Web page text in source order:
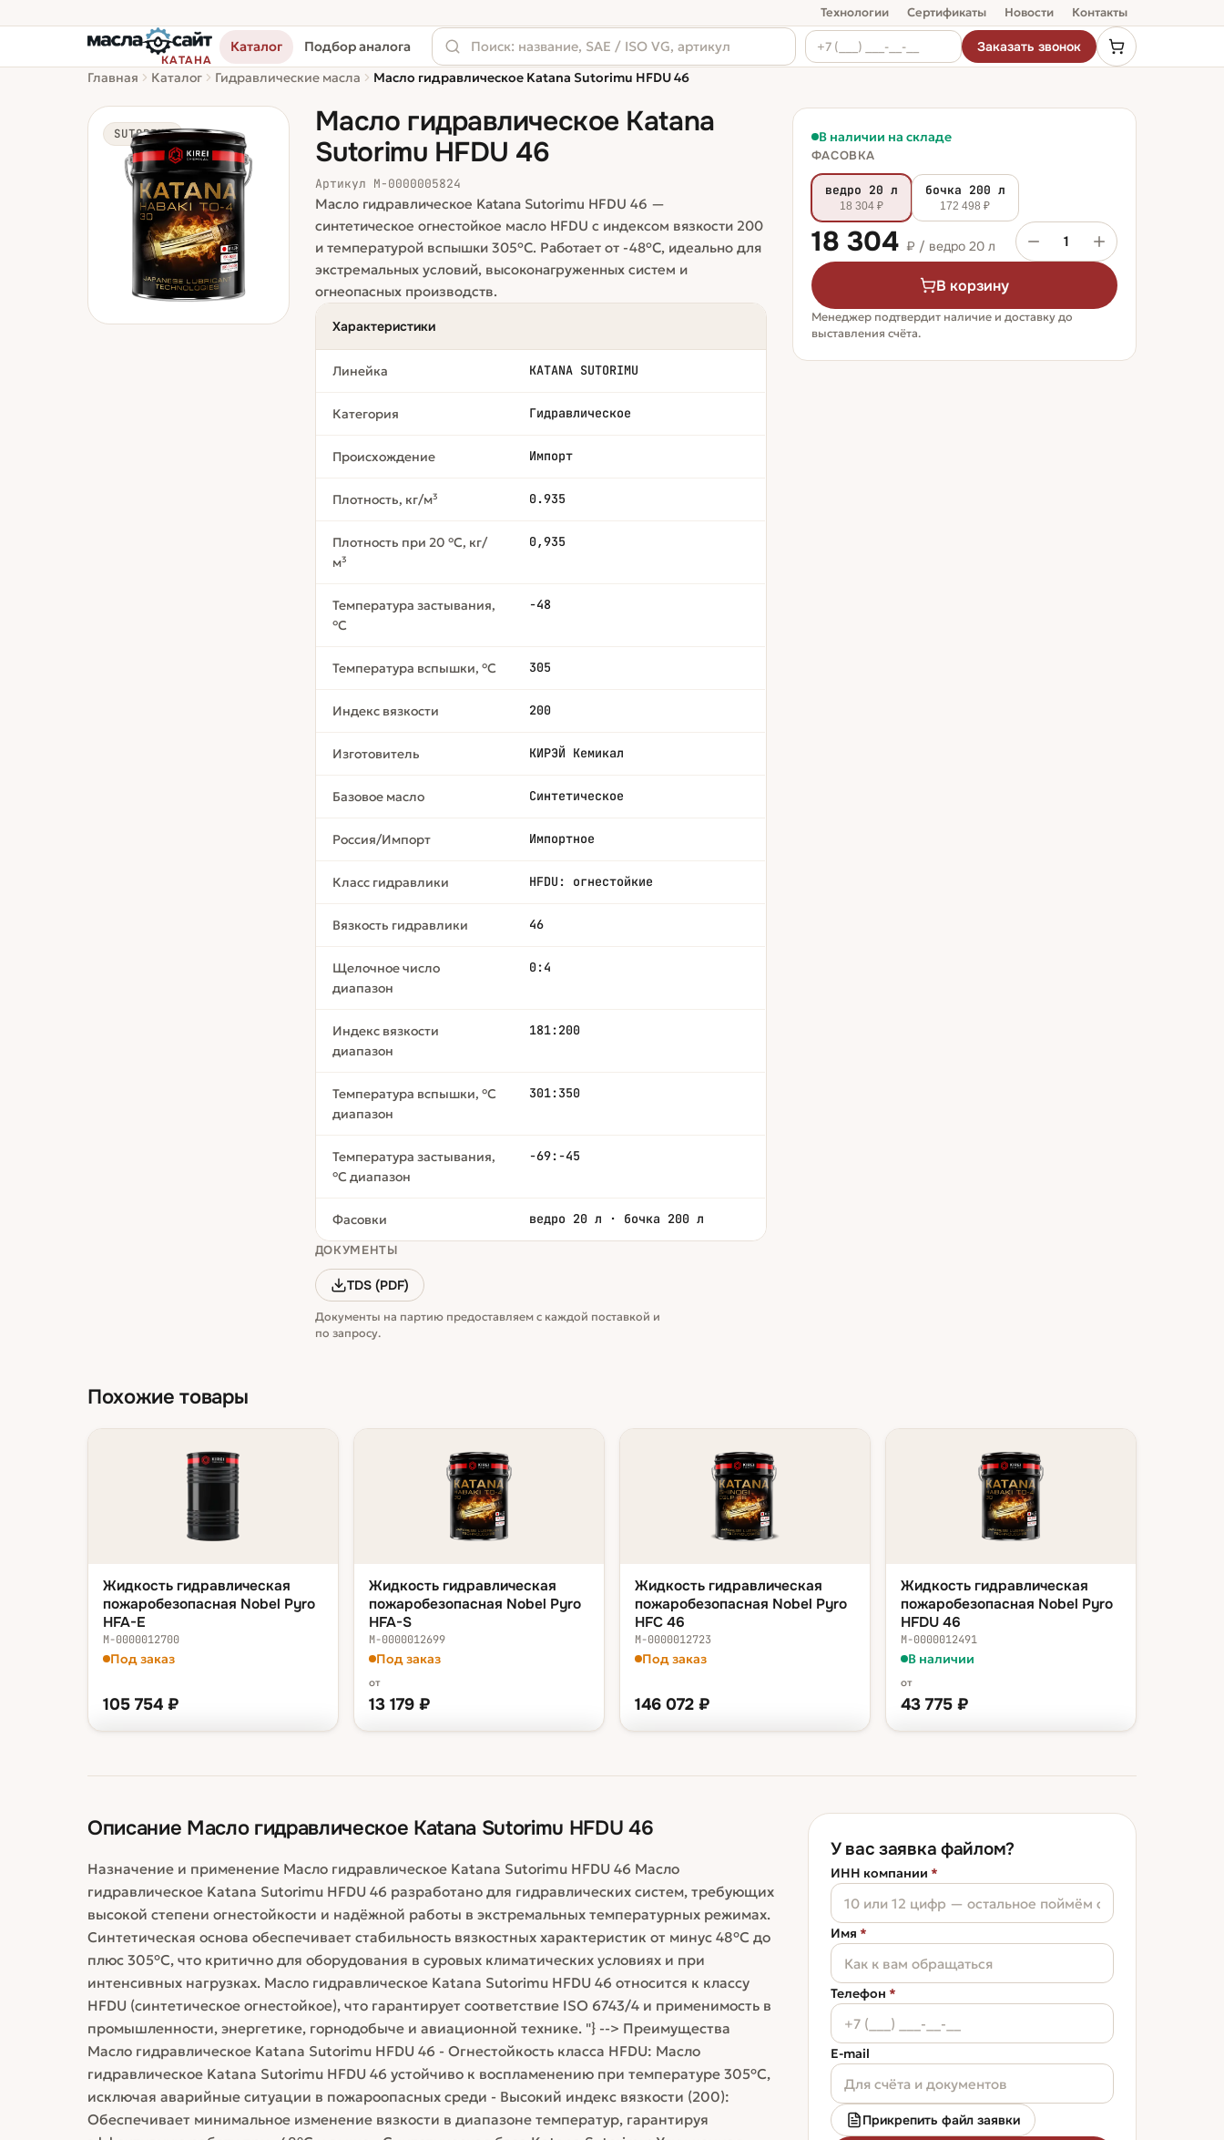
Технологии Сертификаты Новости Контакты
КАТАНА
Каталог Подбор аналога
Заказать звонок
Главная
Каталог Гидравлические масла Масло гидравлическое Katana Sutorimu HFDU 46
SUTORIMU
Масло гидравлическое Katana
Sutorimu HFDU 46
Артикул М-0000005824
Масло гидравлическое Katana Sutorimu HFDU 46 —
синтетическое огнестойкое масло HFDU с индексом вязкости 200
и температурой вспышки 305°C. Работает от -48°C, идеально для
экстремальных условий, высоконагруженных систем и
огнеопасных производств.
Характеристики
Линейка KATANA SUTORIMU
Категория Гидравлическое
Происхождение Импорт
Плотность, кг/м³ 0.935
Плотность при 20 °C, кг/
м³
0,935
Температура застывания,
°C
-48
Температура вспышки, °C 305
Индекс вязкости 200
Изготовитель КИРЭЙ Кемикал
Базовое масло Синтетическое
Россия/Импорт Импортное
Класс гидравлики HFDU: огнестойкие
Вязкость гидравлики 46
Щелочное число
диапазон
0:4
Индекс вязкости
диапазон
181:200
Температура вспышки, °С
диапазон
301:350
Температура застывания,
°С диапазон
-69:-45
Фасовки ведро 20 л · бочка 200 л
ДОКУМЕНТЫ
TDS (PDF)
Документы на партию предоставляем с каждой поставкой и
по запросу.
В наличии на складе
ФАСОВКА
ведро 20 л
18 304 ₽
бочка 200 л
172 498 ₽
18 304 ₽ / ведро 20 л 1
В корзину
Менеджер подтвердит наличие и доставку до
выставления счёта.
Похожие товары
Жидкость гидравлическая
пожаробезопасная Nobel Pyro
HFA-E
М-0000012700
Под заказ
105 754 ₽
бочка 200 л 105 754 ₽
Жидкость гидравлическая
пожаробезопасная Nobel Pyro
HFA-S
М-0000012699
Под заказ
от
13 179 ₽
канистра 20 л 13 179 ₽
Жидкость гидравлическая
пожаробезопасная Nobel Pyro
HFC 46
М-0000012723
Под заказ
146 072 ₽
бочка 200 л 146 072 ₽
Жидкость гидравлическая
пожаробезопасная Nobel Pyro
HFDU 46
М-0000012491
В наличии
от
43 775 ₽
канистра 20 л 43 775 ₽
бочка 200 л 380 431 ₽
Описание Масло гидравлическое Katana Sutorimu HFDU 46
Назначение и применение Масло гидравлическое Katana Sutorimu HFDU 46 Масло
гидравлическое Katana Sutorimu HFDU 46 разработано для гидравлических систем, требующих
высокой степени огнестойкости и надёжной работы в экстремальных температурных режимах.
Синтетическая основа обеспечивает стабильность вязкостных характеристик от минус 48°С до
плюс 305°С, что критично для оборудования в суровых климатических условиях и при
интенсивных нагрузках. Масло гидравлическое Katana Sutorimu HFDU 46 относится к классу
HFDU (синтетическое огнестойкое), что гарантирует соответствие ISO 6743/4 и применимость в
промышленности, энергетике, горнодобыче и авиационной технике. "} --> Преимущества
Масло гидравлическое Katana Sutorimu HFDU 46 - Огнестойкость класса HFDU: Масло
гидравлическое Katana Sutorimu HFDU 46 устойчиво к воспламенению при температуре 305°C,
исключая аварийные ситуации в пожароопасных среди - Высокий индекс вязкости (200):
Обеспечивает минимальное изменение вязкости в диапазоне температур, гарантируя
У вас заявка файлом?
ИНН компании *
Имя *
Телефон *
E-mail
Прикрепить файл заявки